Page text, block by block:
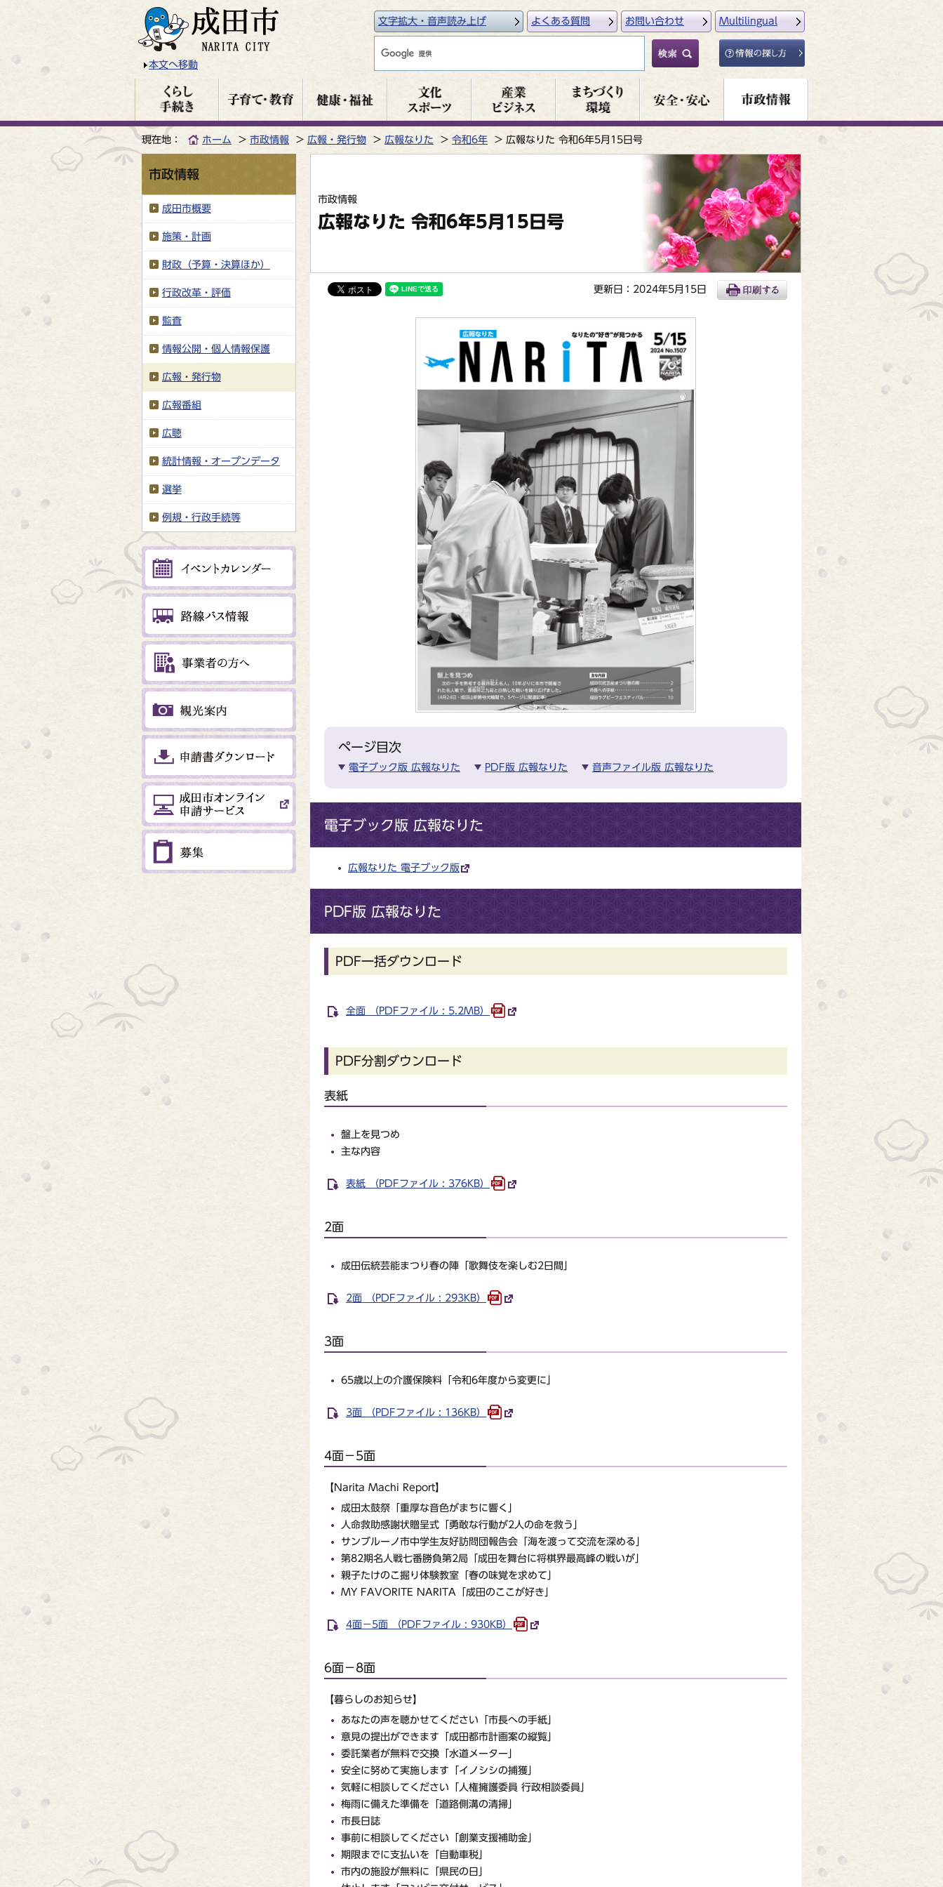
本文へ移動
文字拡大・音声読み上げ よくある質問 お問い合わせ Multilingual
現在地： ホーム 市政情報 広報・発行物 広報なりた 令和6年 広報なりた 令和6年5月15日号
市政情報
広報なりた 令和6年5月15日号
更新日：2024年5月15日
ページ目次
電子ブック版 広報なりた PDF版 広報なりた 音声ファイル版 広報なりた
電子ブック版 広報なりた
広報なりた 電子ブック版
PDF版 広報なりた
PDF一括ダウンロード
全面 （PDFファイル : 5.2MB）
PDF分割ダウンロード
表紙
盤上を見つめ
主な内容
表紙 （PDFファイル : 376KB）
2面
成田伝統芸能まつり春の陣「歌舞伎を楽しむ2日間」
2面 （PDFファイル : 293KB）
3面
65歳以上の介護保険料「令和6年度から変更に」
3面 （PDFファイル : 136KB）
4面－5面
【Narita Machi Report】
成田太鼓祭「重厚な音色がまちに響く」
人命救助感謝状贈呈式「勇敢な行動が2人の命を救う」
サンブルーノ市中学生友好訪問団報告会「海を渡って交流を深める」
第82期名人戦七番勝負第2局「成田を舞台に将棋界最高峰の戦いが」
親子たけのこ掘り体験教室「春の味覚を求めて」
MY FAVORITE NARITA「成田のここが好き」
4面－5面 （PDFファイル : 930KB）
6面－8面
【暮らしのお知らせ】
あなたの声を聴かせてください「市長への手紙」
意見の提出ができます「成田都市計画案の縦覧」
委託業者が無料で交換「水道メーター」
安全に努めて実施します「イノシシの捕獲」
気軽に相談してください「人権擁護委員 行政相談委員」
梅雨に備えた準備を「道路側溝の清掃」
市長日誌
事前に相談してください「創業支援補助金」
期限までに支払いを「自動車税」
市内の施設が無料に「県民の日」
市政情報
成田市概要
施策・計画
財政（予算・決算ほか）
行政改革・評価
監査
情報公開・個人情報保護
広報・発行物
広報番組
広聴
統計情報・オープンデータ
選挙
例規・行政手続等